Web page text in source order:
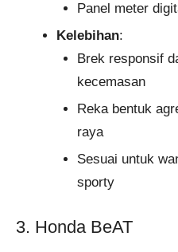
Panel meter
Kelebihan:
Brek responsif
kecemasan
Reka bentuk
raya
Sesuai untuk
sporty
3. Honda BeAT